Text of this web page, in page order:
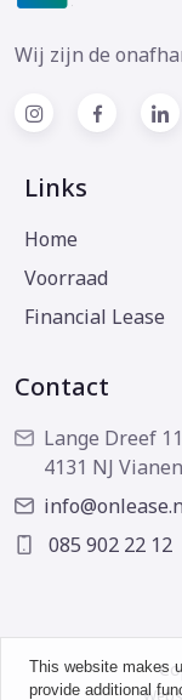
Wij zijn de
Links
Home
Voorraad
Financial Lease
Contact
Lange Dreef 11
4131 NJ Vianen
085 902 22 12
This website makes
provide additional